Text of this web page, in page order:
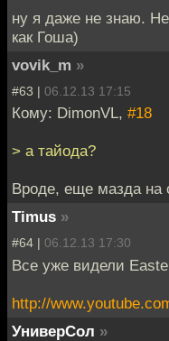
ну я даже не знаю.
как Гоша)
vovik_m »
#63 | 06.12.13 17:15
Кому: DimonVL, #18
> а тайода?
Вроде, еще мазда на
Timus »
#64 | 06.12.13 17:30
Все уже видели
http://
УниверСол »